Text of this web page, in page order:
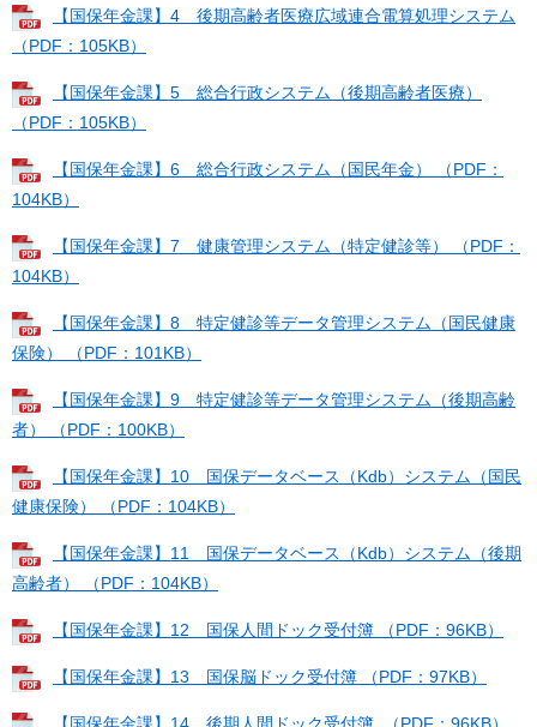
【国保年金課】4 後期高齢者医療広域連合電算処理システム
（PDF：105KB）
【国保年金課】5 総合行政システム（後期高齢者医療）
（PDF：105KB）
【国保年金課】6 総合行政システム（国民年金） （PDF：
104KB）
【国保年金課】7 健康管理システム（特定健診等） （PDF：
104KB）
【国保年金課】8 特定健診等データ管理システム（国民健康
保険） （PDF：101KB）
【国保年金課】9 特定健診等データ管理システム（後期高齢
者） （PDF：100KB）
【国保年金課】10 国保データベース（Kdb）システム（国民
健康保険） （PDF：104KB）
【国保年金課】11 国保データベース（Kdb）システム（後期
高齢者） （PDF：104KB）
【国保年金課】12 国保人間ドック受付簿 （PDF：96KB）
【国保年金課】13 国保脳ドック受付簿 （PDF：97KB）